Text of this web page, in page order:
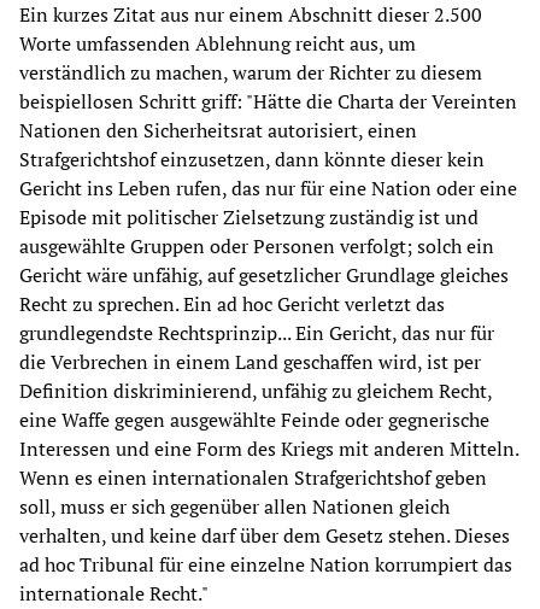
Ein kurzes Zitat aus nur einem Abschnitt dieser 2.500
Worte umfassenden Ablehnung reicht aus, um
verständlich zu machen, warum der Richter zu diesem
beispiellosen Schritt griff: "Hätte die Charta der Vereinten
Nationen den Sicherheitsrat autorisiert, einen
Strafgerichtshof einzusetzen, dann könnte dieser kein
Gericht ins Leben rufen, das nur für eine Nation oder eine
Episode mit politischer Zielsetzung zuständig ist und
ausgewählte Gruppen oder Personen verfolgt; solch ein
Gericht wäre unfähig, auf gesetzlicher Grundlage gleiches
Recht zu sprechen. Ein ad hoc Gericht verletzt das
grundlegendste Rechtsprinzip... Ein Gericht, das nur für
die Verbrechen in einem Land geschaffen wird, ist per
Definition diskriminierend, unfähig zu gleichem Recht,
eine Waffe gegen ausgewählte Feinde oder gegnerische
Interessen und eine Form des Kriegs mit anderen Mitteln.
Wenn es einen internationalen Strafgerichtshof geben
soll, muss er sich gegenüber allen Nationen gleich
verhalten, und keine darf über dem Gesetz stehen. Dieses
ad hoc Tribunal für eine einzelne Nation korrumpiert das
internationale Recht."